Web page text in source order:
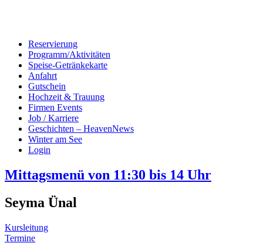
Reservierung
Programm/Aktivitäten
Speise-Getränkekarte
Anfahrt
Gutschein
Hochzeit & Trauung
Firmen Events
Job / Karriere
Geschichten – HeavenNews
Winter am See
Login
Mittagsmenü von 11:30 bis 14 Uhr
Seyma Ünal
Kursleitung
Termine